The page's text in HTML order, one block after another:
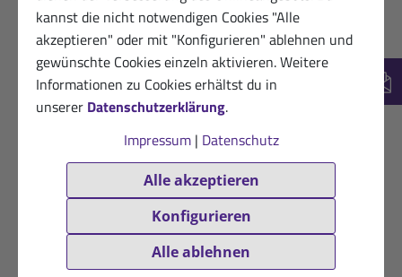
kannst die nicht notwendigen Cookies "Alle
akzeptieren" oder mit "Konfigurieren" ablehnen und
gewünschte Cookies einzeln aktivieren. Weitere
Informationen zu Cookies erhältst du in
unserer Datenschutzerklärung.
Impressum| Datenschutz
Alle akzeptieren
Konfigurieren
Alle ablehnen
16.06.2024
Begeisterte Kundin von Sanct
Bernhard Sport
★★★★★
Ich schwitze enorm viel bei der
Gartenarbeit, eigentlich bei jeder
Anstrengung, ist sehr gut gegen zuviel
Mineralienverlust und abends Krämpfe
VERIFIZIERT Hilfreich? (0)
15.06.2024
Glücklicher Kunde
★★★★★